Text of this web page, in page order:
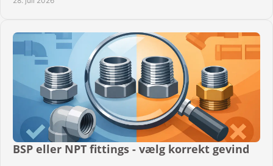
BSP eller NPT fittings - vælg korrekt gevind